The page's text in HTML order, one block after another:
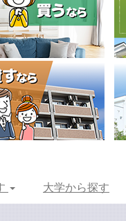
大学から探す